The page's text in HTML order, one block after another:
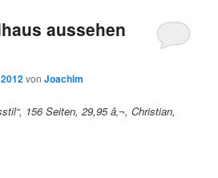
aussehen
vonJoachim
156 Seiten, 29,95 â‚¬, Christian,